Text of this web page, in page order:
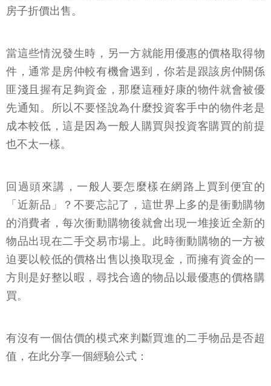
房子折價出售。
當這些情況發生時，另一方就能用優惠的價格取得物
件，通常是房仲較有機會遇到，你若是跟該房仲關係
匪淺且握有足夠資金，那麼這種好康的物件就會被優
先通知。所以不要怪說為什麼投資客手中的物件老是
成本較低，這是因為一般人購買與投資客購買的前提
也不太一樣。
回過頭來講，一般人要怎麼樣在網路上買到便宜的
「近新品」？不要忘記了，這世界上多的是衝動購物
的消費者，每次衝動購物後就會出現一堆接近全新的
物品出現在二手交易市場上。此時衝動購物的一方被
迫要以較低的價格出售以換取現金，而擁有資金的一
方則是好整以暇，尋找合適的物品以最優惠的價格購
買。
有沒有一個估價的模式來判斷買進的二手物品是否超
值，在此分享一個經驗公式：